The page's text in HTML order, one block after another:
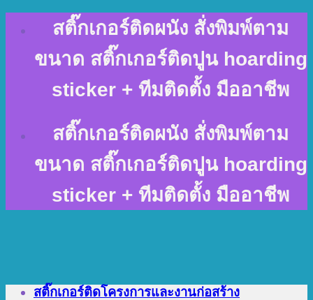
content
สติ๊กเกอร์ติดผนัง สั่งพิมพ์ตาม
ขนาด สติ๊กเกอร์ติดปูน hoarding
sticker + ทีมติดตั้ง มืออาชีพ
สติ๊กเกอร์ติดผนัง สั่งพิมพ์ตาม
ขนาด สติ๊กเกอร์ติดปูน hoarding
sticker + ทีมติดตั้ง มืออาชีพ
สติ๊กเกอร์ติดโครงการและงานก่อสร้าง